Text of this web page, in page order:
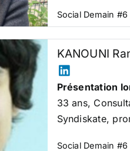
Social Demain
KANOUNI
Présentation
33 ans,
Syndiskate,
Social Demain